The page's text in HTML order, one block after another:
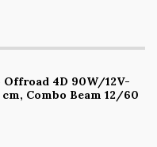
4D 90W/12V-
Combo Beam 12/60